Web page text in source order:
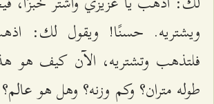
ويشتريه. حسنًا! ويقول لك:
فلتذهب وتشتريه، الآن كيف هو
طوله متران؟ وكم وزنه؟ وهل هو